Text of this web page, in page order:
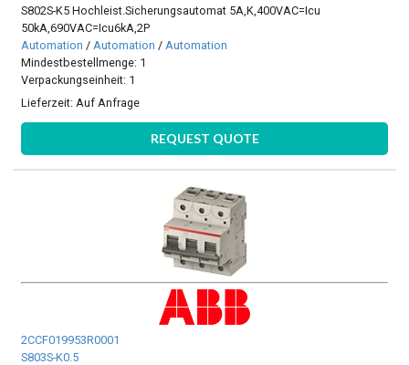
S802S-K5 Hochleist.Sicherungsautomat 5A,K,400VAC=Icu
50kA,690VAC=Icu6kA,2P
Automation / Automation / Automation
Mindestbestellmenge: 1
Verpackungseinheit: 1
Lieferzeit: Auf Anfrage
REQUEST QUOTE
2CCF019953R0001
S803S-K0.5